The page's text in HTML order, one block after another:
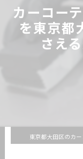
カーコー
を東京都
さえ